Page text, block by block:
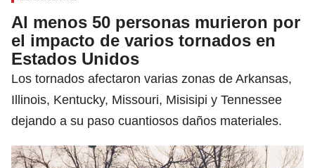
Al menos 50 personas murieron por
el impacto de varios tornados en
Estados Unidos
Los tornados afectaron varias zonas de Arkansas,
Illinois, Kentucky, Missouri, Misisipi y Tennessee
dejando a su paso cuantiosos daños materiales.